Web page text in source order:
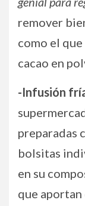
remover
como el
cacao en
-Infusión
preparadas
bolsitas
en su
que